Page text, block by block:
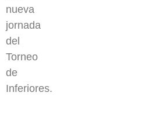
nueva
jornada
del
Torneo
de
Inferiores.